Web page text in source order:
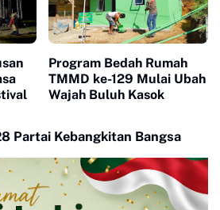
Program Bedah Rumah
TMMD ke-129 Mulai Ubah
Wajah Buluh Kasok
Partai Kebangkitan Bangsa